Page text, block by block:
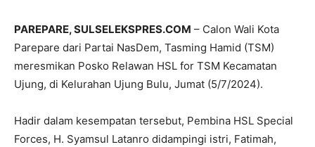
PAREPARE, SULSELEKSPRES.COM – Calon Wali Kota
Parepare dari Partai NasDem, Tasming Hamid (TSM)
meresmikan Posko Relawan HSL for TSM Kecamatan
Ujung, di Kelurahan Ujung Bulu, Jumat (5/7/2024).
Hadir dalam kesempatan tersebut, Pembina HSL Special
Forces, H. Syamsul Latanro didampingi istri, Fatimah,